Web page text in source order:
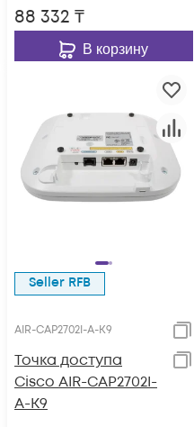
88 332 ₸
В корзину
Seller RFB
AIR-CAP2702I-A-K9
Точка доступа
Cisco AIR-CAP2702I-
A-K9